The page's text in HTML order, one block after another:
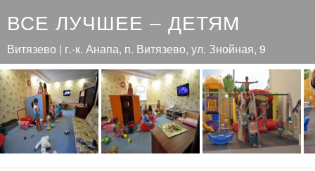
ВСЕ ЛУЧШЕЕ – ДЕТЯМ
Витязево | г.-к. Анапа, п. Витязево, ул. Знойная, 9